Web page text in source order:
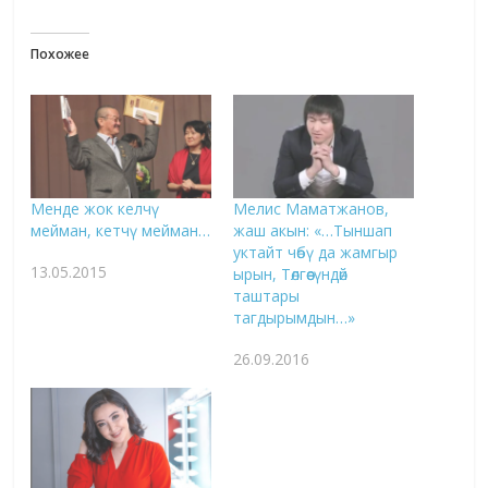
Похожее
Менде жок келчү
мейман, кетчү мейман…
13.05.2015
Мелис Маматжанов,
жаш акын: «…Тыншап
уктайт чөбү да жамгыр
ырын, Төлгөөсүндөй
таштары
тагдырымдын…»
26.09.2016